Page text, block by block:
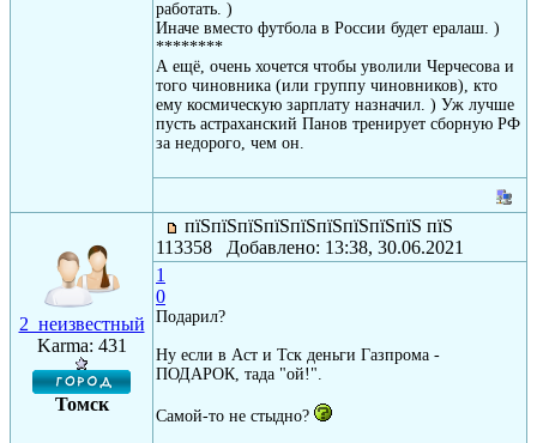
работать. )
Иначе вместо футбола в России будет ералаш. )
********
А ещё, очень хочется чтобы уволили Черчесова и
того чиновника (или группу чиновников), кто
ему космическую зарплату назначил. ) Уж лучше
пусть астраханский Панов тренирует сборную РФ
за недорого, чем он.
2_неизвестный
Karma: 431
Томск
пїЅпїЅпїЅпїЅпїЅпїЅпїЅпїЅпїЅ пїЅ
113358 Добавлено: 13:38, 30.06.2021
1
0
Подарил?
Ну если в Аст и Тск деньги Газпрома -
ПОДАРОК, тада "ой!".
Самой-то не стыдно?